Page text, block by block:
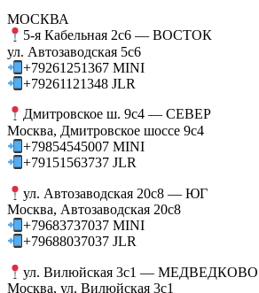
МОСКВА
5-я Кабельная 2с6 — ВОСТОК
ул. Автозаводская 5с6
+79261251367 MINI
+79261121348 JLR
Дмитровское ш. 9с4 — СЕВЕР
Москва, Дмитровское шоссе 9с4
+79854545007 MINI
+79151563737 JLR
ул. Автозаводская 20с8 — ЮГ
Москва, Автозаводская 20с8
+79683737037 MINI
+79688037037 JLR
ул. Вилюйская 3с1 —
Москва, ул. Вилюйская 3с1